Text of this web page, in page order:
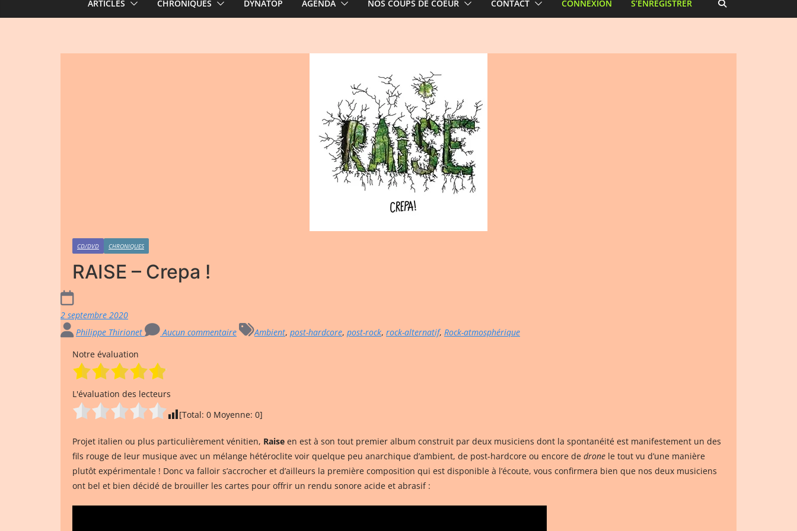
ARTICLES CHRONIQUES DYNATOP AGENDA NOS COUPS DE COEUR CONTACT CONNEXION S’ENREGISTRER
CD/DVD CHRONIQUES
RAISE – Crepa !
2 septembre 2020
Philippe Thirionet
Aucun commentaire Ambient, post-hardcore, post-rock, rock-alternatif, Rock-atmosphérique
Notre évaluation
L'évaluation des lecteurs
[Total: 0 Moyenne: 0]
Projet italien ou plus particulièrement vénitien, Raise en est à son tout premier album construit par deux musiciens dont la spontanéité est manifestement un des
fils rouge de leur musique avec un mélange hétéroclite voir quelque peu anarchique d’ambient, de post-hardcore ou encore de drone le tout vu d’une manière
plutôt expérimentale ! Donc va falloir s’accrocher et d’ailleurs la première composition qui est disponible à l’écoute, vous confirmera bien que nos deux musiciens
ont bel et bien décidé de brouiller les cartes pour offrir un rendu sonore acide et abrasif :